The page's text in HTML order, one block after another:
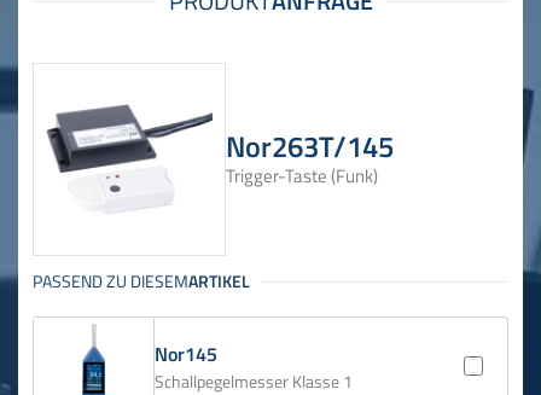
Nor263T/145
Trigger-Taste (Funk)
Nor145
Schallpegelmesser Klasse 1